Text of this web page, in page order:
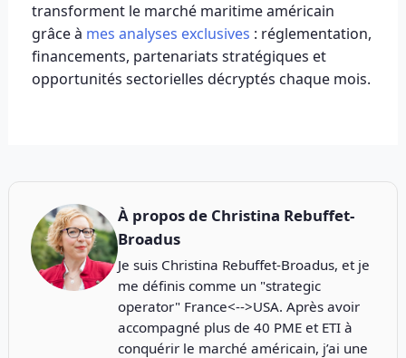
transforment le marché maritime américain
grâce à mes analyses exclusives : réglementation,
financements, partenariats stratégiques et
opportunités sectorielles décryptés chaque mois.
À propos de Christina Rebuffet-
Broadus
Je suis Christina Rebuffet-Broadus, et je
me définis comme un "strategic
operator" France<-->USA. Après avoir
accompagné plus de 40 PME et ETI à
conquérir le marché américain, j’ai une